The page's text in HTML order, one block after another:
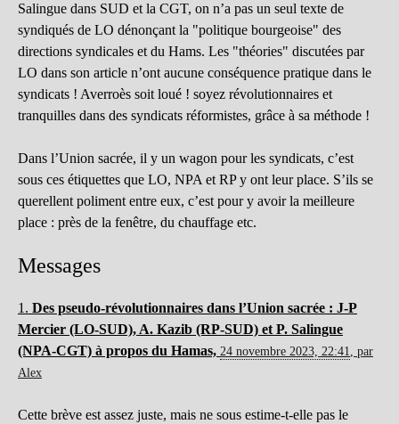
Salingue dans SUD et la CGT, on n’a pas un seul texte de
syndiqués de LO dénonçant la "politique bourgeoise" des
directions syndicales et du Hams. Les "théories" discutées par
LO dans son article n’ont aucune conséquence pratique dans le
syndicats ! Averroès soit loué ! soyez révolutionnaires et
tranquilles dans des syndicats réformistes, grâce à sa méthode !
Dans l’Union sacrée, il y un wagon pour les syndicats, c’est
sous ces étiquettes que LO, NPA et RP y ont leur place. S’ils se
querellent poliment entre eux, c’est pour y avoir la meilleure
place : près de la fenêtre, du chauffage etc.
Messages
1. Des pseudo-révolutionnaires dans l’Union sacrée : J-P
Mercier (LO-SUD), A. Kazib (RP-SUD) et P. Salingue
(NPA-CGT) à propos du Hamas, 24 novembre 2023, 22:41, par
Alex
Cette brève est assez juste, mais ne sous estime-t-elle pas le